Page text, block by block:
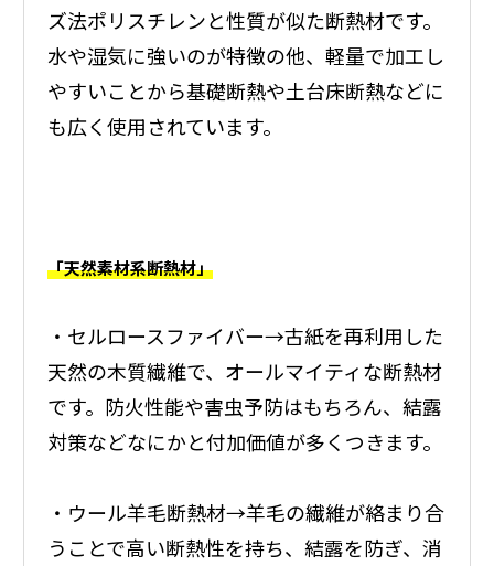
ズ法ポリスチレンと性質が似た断熱材です。
水や湿気に強いのが特徴の他、軽量で加工し
やすいことから基礎断熱や土台床断熱などに
も広く使用されています。
「天然素材系断熱材」
・セルロースファイバー→古紙を再利用した
天然の木質繊維で、オールマイティな断熱材
です。防火性能や害虫予防はもちろん、結露
対策などなにかと付加価値が多くつきます。
・ウール羊毛断熱材→羊毛の繊維が絡まり合
うことで高い断熱性を持ち、結露を防ぎ、消